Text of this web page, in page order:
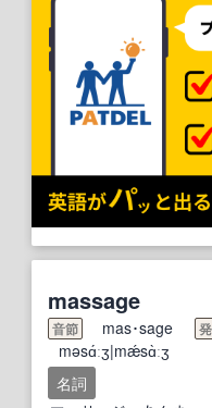
massage
音節 mas･sage
məsɑ́ːʒ|mǽsɑ̀ːʒ
名詞